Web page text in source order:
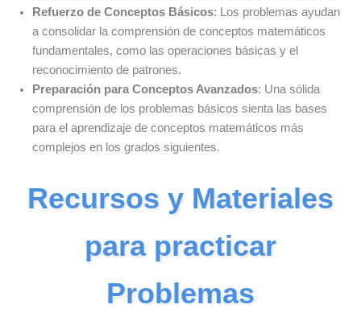
Refuerzo de Conceptos Básicos: Los problemas ayudan
a consolidar la comprensión de conceptos matemáticos
fundamentales, como las operaciones básicas y el
reconocimiento de patrones.
Preparación para Conceptos Avanzados: Una sólida
comprensión de los problemas básicos sienta las bases
para el aprendizaje de conceptos matemáticos más
complejos en los grados siguientes.
Recursos y Materiales
para practicar
Problemas